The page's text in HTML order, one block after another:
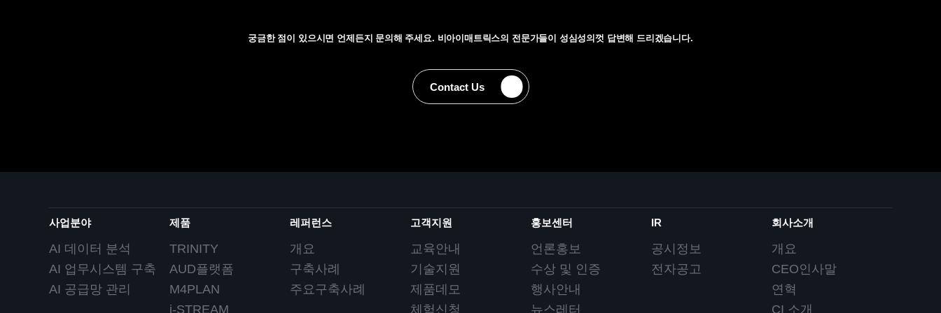
궁금한 점이 있으시면 언제든지 문의해 주세요. 비아이매트릭스의 전문가들이 성심성의껏 답변해 드리겠습니다.
Contact Us
Contact Us
사업분야
AI 데이터 분석
AI 업무시스템 구축
AI 공급망 관리
제품
TRINITY
AUD플랫폼
M4PLAN
i-STREAM
레퍼런스
개요
구축사례
주요구축사례
고객지원
교육안내
기술지원
제품데모
체험신청
홍보센터
언론홍보
수상 및 인증
행사안내
뉴스레터
IR
공시정보
전자공고
회사소개
개요
CEO인사말
연혁
CI 소개